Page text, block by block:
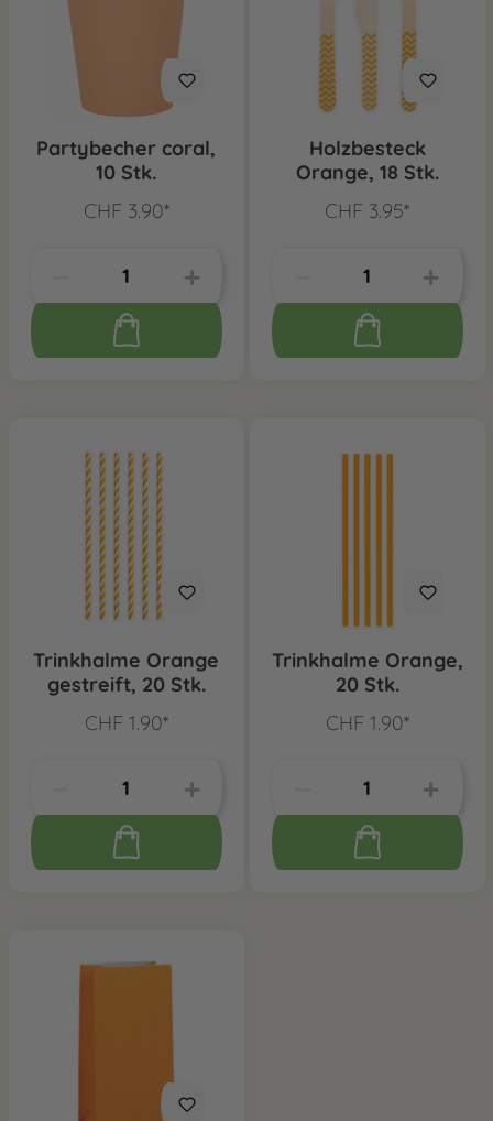
Partybecher coral,
10 Stk.
CHF 3.90*
Holzbesteck
Orange, 18 Stk.
CHF 3.95*
Trinkhalme Orange
gestreift, 20 Stk.
CHF 1.90*
Trinkhalme Orange,
20 Stk.
CHF 1.90*